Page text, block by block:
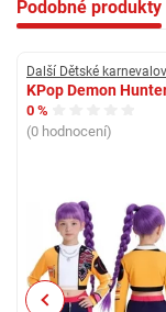
Podobné produkty
Další Dětské
KPop Demon
0 %
(0 hodnocení)
Previous